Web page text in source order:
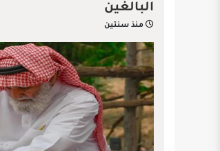
البالغين
منذ سنتين